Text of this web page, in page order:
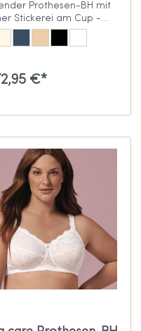
Prothesen-BH mit
Stickerei am Cup -
Komfortträger
€*